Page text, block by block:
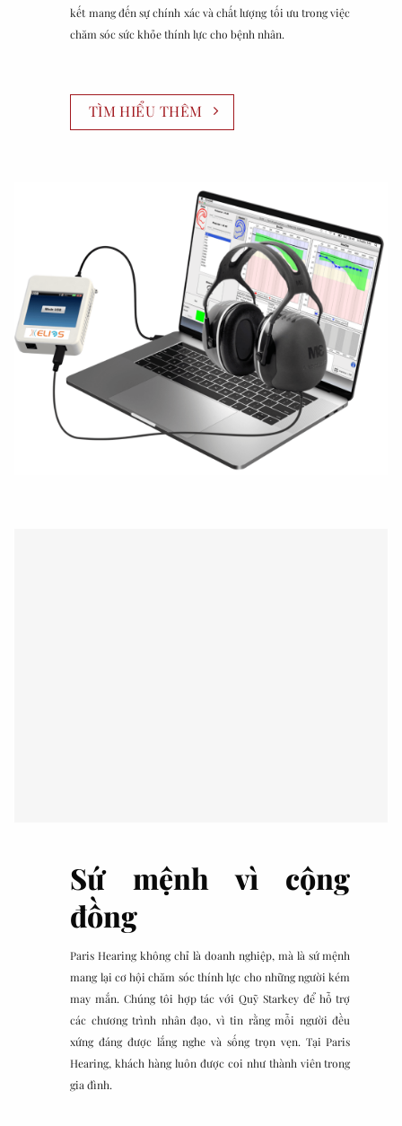
kết mang đến sự chính xác và chất lượng tối ưu trong việc
chăm sóc sức khỏe thính lực cho bệnh nhân.
TÌM HIỂU THÊM
Sứ mệnh vì cộng
đồng
Paris Hearing không chỉ là doanh nghiệp, mà là sứ mệnh
mang lại cơ hội chăm sóc thính lực cho những người kém
may mắn. Chúng tôi hợp tác với Quỹ Starkey để hỗ trợ
các chương trình nhân đạo, vì tin rằng mỗi người đều
xứng đáng được lắng nghe và sống trọn vẹn. Tại Paris
Hearing, khách hàng luôn được coi như thành viên trong
gia đình.